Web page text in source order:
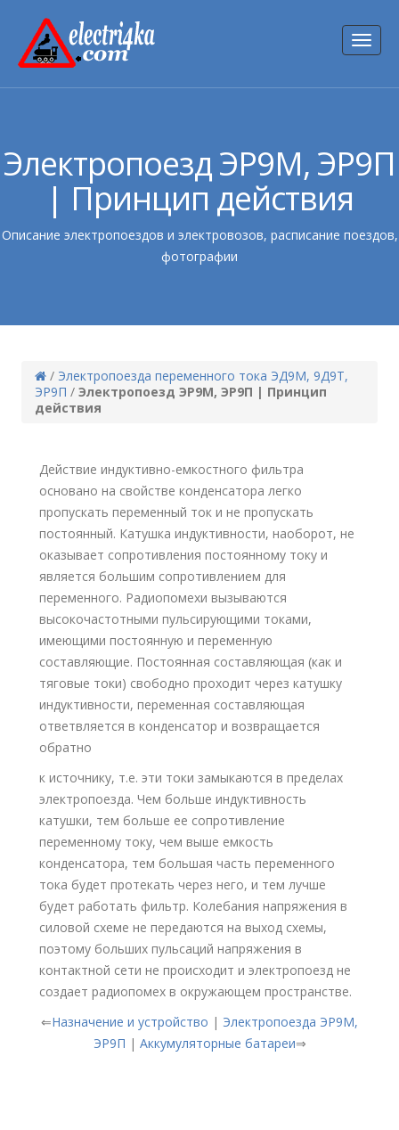
Электропоезд ЭР9М, ЭР9П
| Принцип действия
Описание электропоездов и электровозов, расписание поездов,
фотографии
/ Электропоезда переменного тока ЭД9М, 9Д9Т,
ЭР9П / Электропоезд ЭР9М, ЭР9П | Принцип
действия
Действие индуктивно-емкостного фильтра
основано на свойстве конденсатора легко
пропускать переменный ток и не пропускать
постоянный. Катушка индуктивности, наоборот, не
оказывает сопротивления постоянному току и
является большим сопротивлением для
переменного. Радиопомехи вызываются
высокочастотными пульсирующими токами,
имеющими постоянную и переменную
составляющие. Постоянная составляющая (как и
тяговые токи) свободно проходит через катушку
индуктивности, переменная составляющая
ответвляется в конденсатор и возвращается
обратно
к источнику, т.е. эти токи замыкаются в пределах
электропоезда. Чем больше индуктивность
катушки, тем больше ее сопротивление
переменному току, чем выше емкость
конденсатора, тем большая часть переменного
тока будет протекать через него, и тем лучше
будет работать фильтр. Колебания напряжения в
силовой схеме не передаются на выход схемы,
поэтому больших пульсаций напряжения в
контактной сети не происходит и электропоезд не
создает радиопомех в окружающем пространстве.
⇐Назначение и устройство | Электропоезда ЭР9М,
ЭР9П | Аккумуляторные батареи⇒